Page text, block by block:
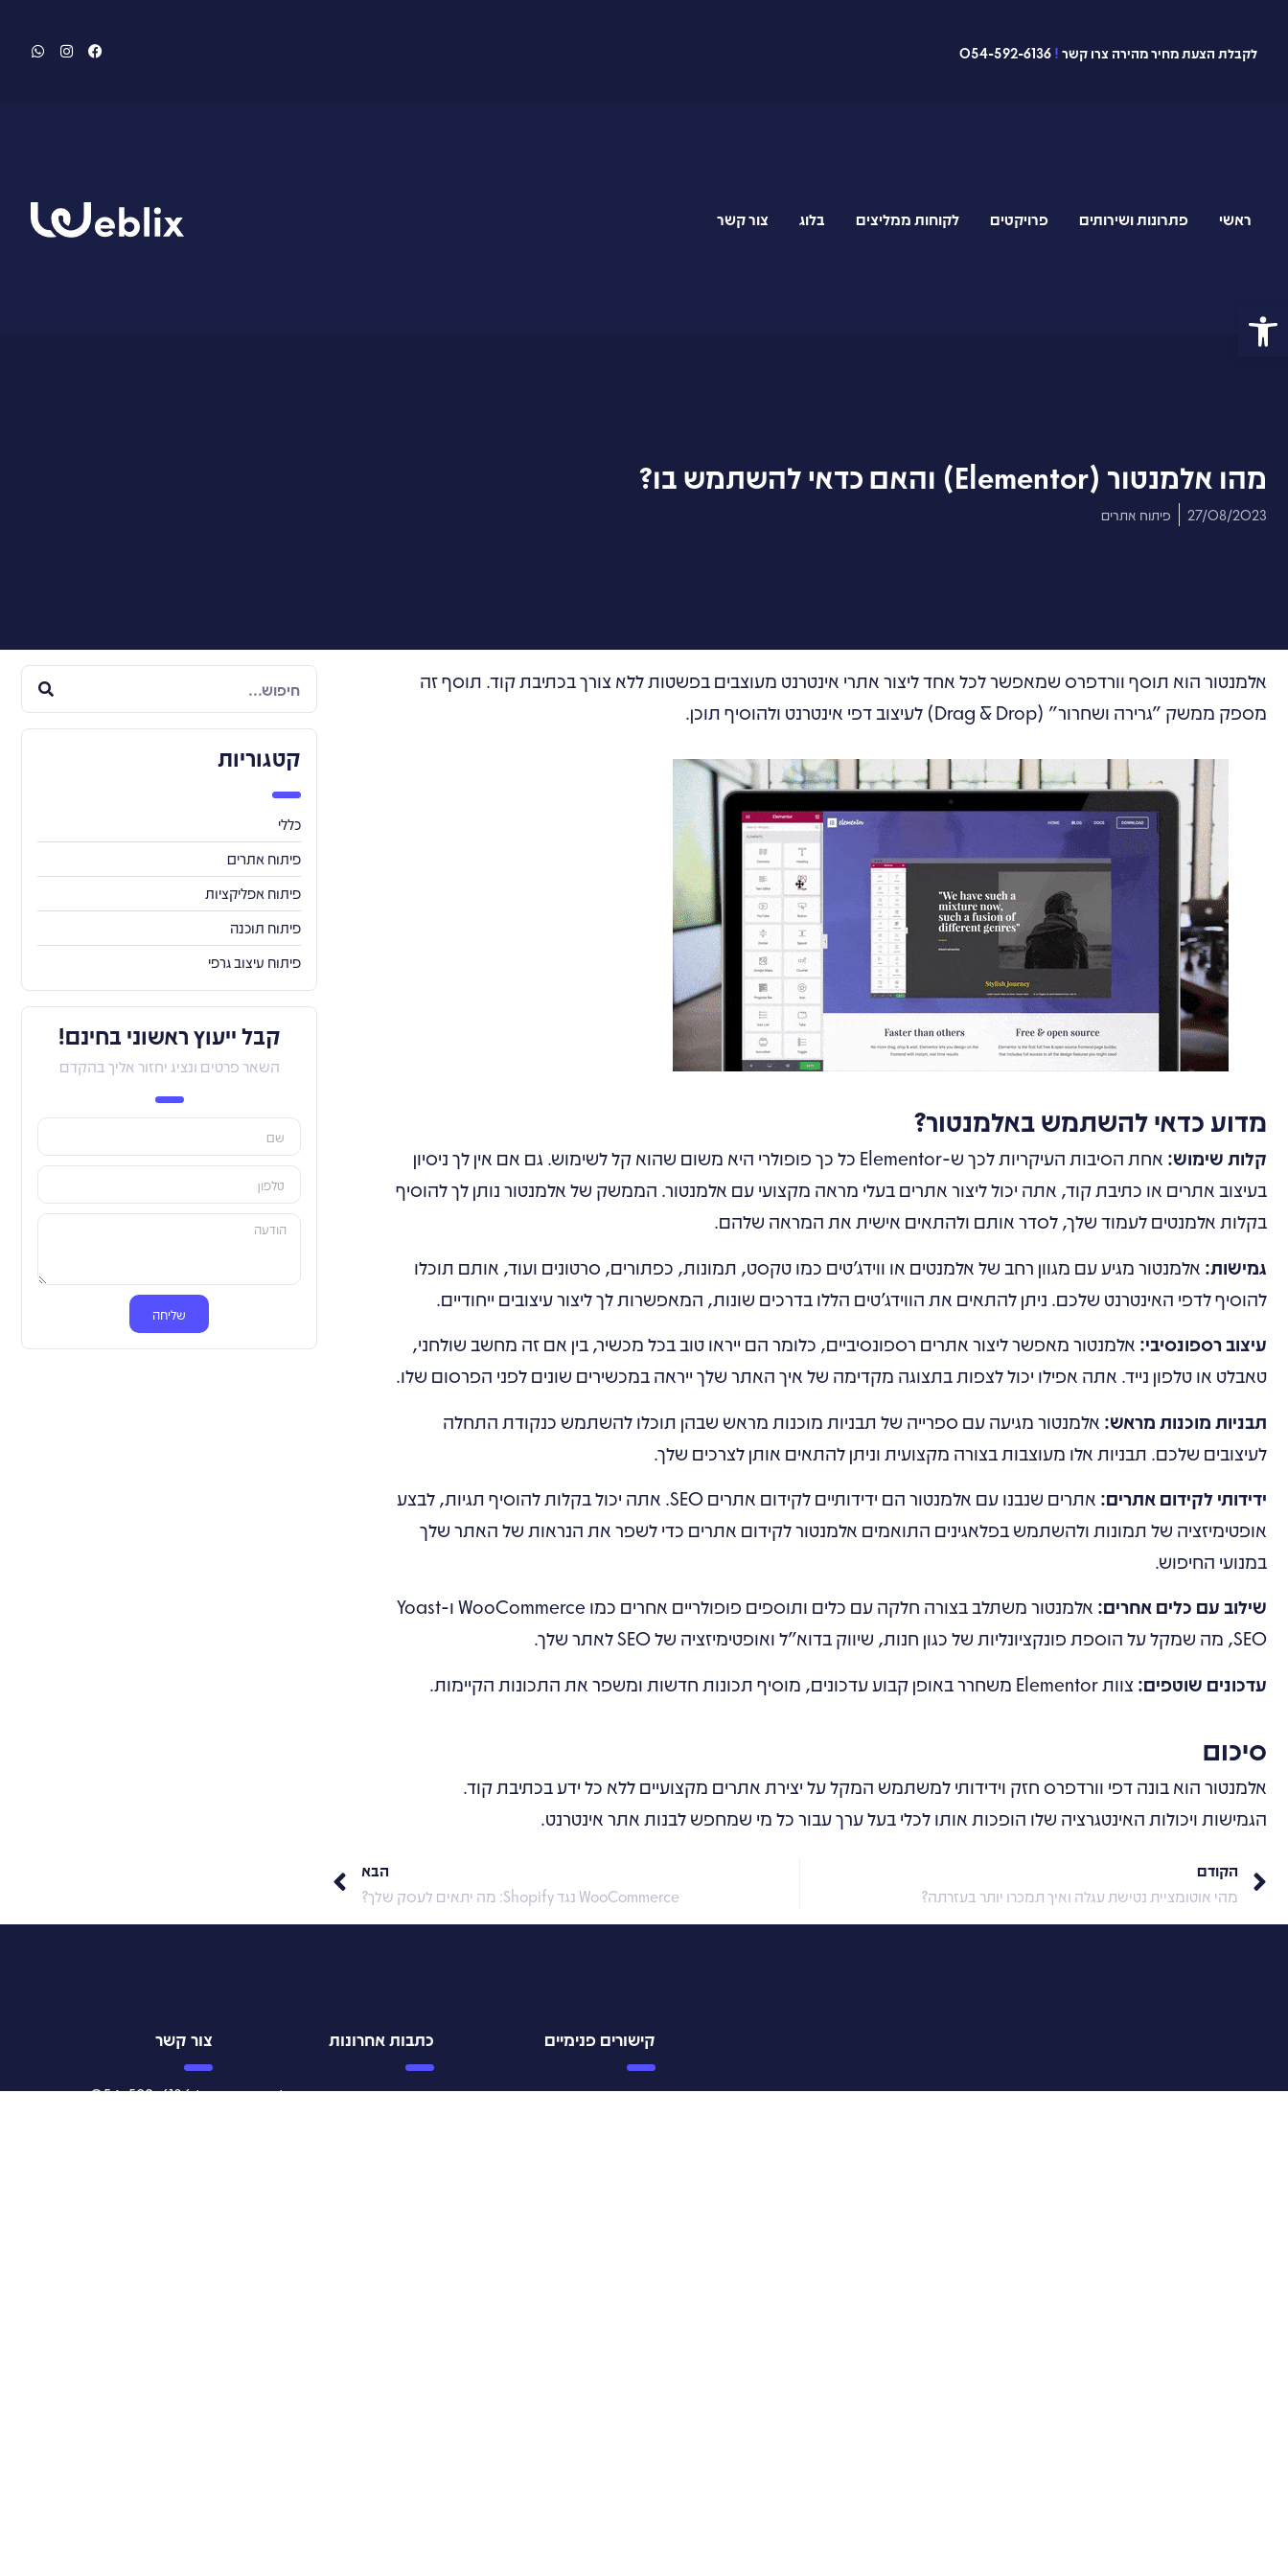
פתח סרגל נגישות
לקבלת הצעת מחיר מהירה צרו קשר !
ראשי פתרונות ושירותים פרויקטים לקוחות ממליצים בלוג צור קשר
מהו אלמנטור (Elementor) והאם כדאי להשתמש בו?
27/08/2023 פיתוח אתרים
אלמנטור הוא תוסף וורדפרס שמאפשר לכל אחד ליצור אתרי אינטרנט מעוצבים בפשטות ללא צורך בכתיבת קוד. תוסף זה
מספק ממשק "גרירה ושחרור" (Drag & Drop) לעיצוב דפי אינטרנט ולהוסיף תוכן.
מדוע כדאי להשתמש באלמנטור?
קלות שימוש:
אחת הסיבות העיקריות לכך ש-Elementor כל כך פופולרי היא משום שהוא קל לשימוש. גם אם אין לך ניסיון
בעיצוב אתרים או כתיבת קוד, אתה יכול ליצור אתרים בעלי מראה מקצועי עם אלמנטור. הממשק של אלמנטור נותן לך להוסיף
בקלות אלמנטים לעמוד שלך, לסדר אותם ולהתאים אישית את המראה שלהם.
גמישות: אלמנטור מגיע עם מגוון רחב של אלמנטים או ווידג'טים כמו טקסט, תמונות, כפתורים, סרטונים ועוד, אותם תוכלו
להוסיף לדפי האינטרנט שלכם. ניתן להתאים את הווידג'טים הללו בדרכים שונות, המאפשרות לך ליצור עיצובים ייחודיים.
עיצוב רספונסיבי: אלמנטור מאפשר ליצור אתרים רספונסיביים, כלומר הם ייראו טוב בכל מכשיר, בין אם זה מחשב שולחני,
טאבלט או טלפון נייד. אתה אפילו יכול לצפות בתצוגה מקדימה של איך האתר שלך ייראה במכשירים שונים לפני הפרסום שלו.
תבניות מוכנות מראש: אלמנטור מגיעה עם ספרייה של תבניות מוכנות מראש שבהן תוכלו להשתמש כנקודת התחלה
לעיצובים שלכם. תבניות אלו מעוצבות בצורה מקצועית וניתן להתאים אותן לצרכים שלך.
ידידותי לקידום אתרים:
אתרים שנבנו עם אלמנטור הם ידידותיים לקידום אתרים SEO. אתה יכול בקלות להוסיף תגיות, לבצע
אופטימיזציה של תמונות ולהשתמש בפלאגינים התואמים אלמנטור לקידום אתרים כדי לשפר את הנראות של האתר שלך
במנועי החיפוש.
שילוב עם כלים אחרים:
אלמנטור משתלב בצורה חלקה עם כלים ותוספים פופולריים אחרים כמו WooCommerce ו-Yoast
SEO, מה שמקל על הוספת פונקציונליות של כגון חנות, שיווק בדוא"ל ואופטימיזציה של SEO לאתר שלך.
עדכונים שוטפים:צוות Elementor משחרר באופן קבוע עדכונים, מוסיף תכונות חדשות ומשפר את התכונות הקיימות.
סיכום
אלמנטור הוא בונה דפי וורדפרס חזק וידידותי למשתמש המקל על יצירת אתרים מקצועיים ללא כל ידע בכתיבת קוד.
הגמישות ויכולות האינטגרציה שלו הופכות אותו לכלי בעל ערך עבור כל מי שמחפש לבנות אתר אינטרנט.
הקודם
מהי אוטומציית נטישת עגלה ואיך תמכרו יותר בעזרתה?
הבא
WooCommerce נגד Shopify: מה יתאים לעסק שלך?
קטגוריות
כללי
פיתוח אתרים
פיתוח אפליקציות
פיתוח תוכנה
פיתוח עיצוב גרפי
קבל ייעוץ ראשוני בחינם!
השאר פרטים ונציג יחזור אליך בהקדם
שליחה
קישורים פנימיים
פתרונות ושירותים
כתבות אחרונות
מהי אוטומציית נטישת עגלה ואיך
צור קשר
טל. 054-592-6136